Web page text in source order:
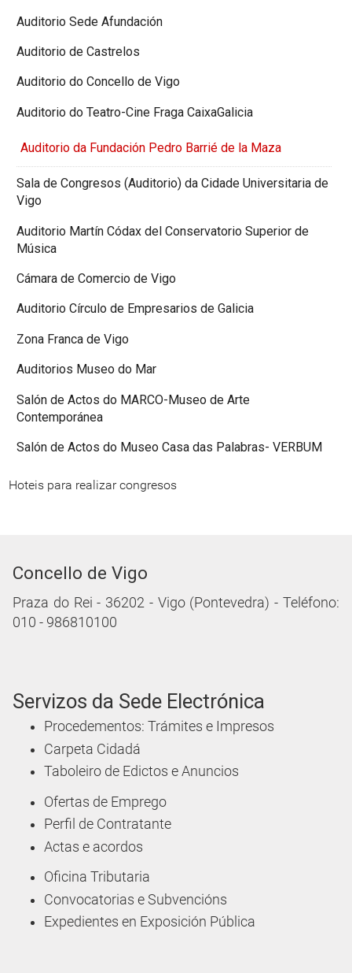
Auditorio Sede Afundación
Auditorio de Castrelos
Auditorio do Concello de Vigo
Auditorio do Teatro-Cine Fraga CaixaGalicia
Auditorio da Fundación Pedro Barrié de la Maza
Sala de Congresos (Auditorio) da Cidade Universitaria de
Vigo
Auditorio Martín Códax del Conservatorio Superior de
Música
Cámara de Comercio de Vigo
Auditorio Círculo de Empresarios de Galicia
Zona Franca de Vigo
Auditorios Museo do Mar
Salón de Actos do MARCO-Museo de Arte
Contemporánea
Salón de Actos do Museo Casa das Palabras- VERBUM
Hoteis para realizar congresos
Concello de Vigo
Praza do Rei - 36202 - Vigo (Pontevedra) - Teléfono:
010 - 986810100
Servizos da Sede Electrónica
Procedementos: Trámites e Impresos
Carpeta Cidadá
Taboleiro de Edictos e Anuncios
Ofertas de Emprego
Perfil de Contratante
Actas e acordos
Oficina Tributaria
Convocatorias e Subvencións
Expedientes en Exposición Pública